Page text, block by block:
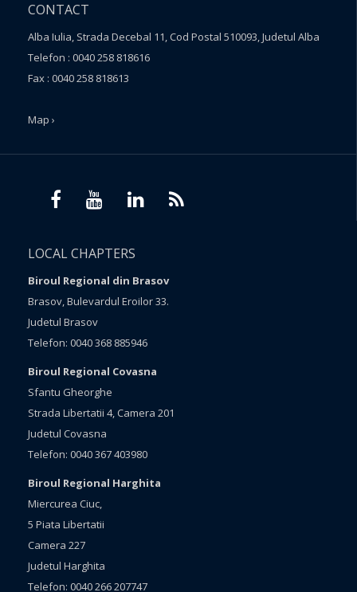
CONTACT
Alba Iulia, Strada Decebal 11, Cod Postal 510093, Judetul Alba
Telefon : 0040 258 818616
Fax : 0040 258 818613
Map ›
LOCAL CHAPTERS
Biroul Regional din Brasov
Brasov, Bulevardul Eroilor 33.
Judetul Brasov
Telefon: 0040 368 885946
Biroul Regional Covasna
Sfantu Gheorghe
Strada Libertatii 4, Camera 201
Judetul Covasna
Telefon: 0040 367 403980
Biroul Regional Harghita
Miercurea Ciuc,
5 Piata Libertatii
Camera 227
Judetul Harghita
Telefon: 0040 266 207747